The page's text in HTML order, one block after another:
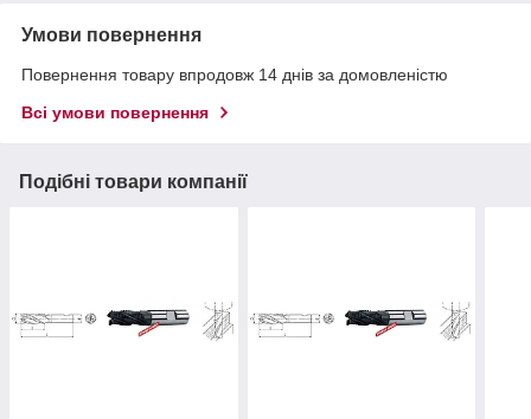
Умови повернення
Повернення товару впродовж 14 днів за домовленістю
Всі умови повернення
Подібні товари компанії